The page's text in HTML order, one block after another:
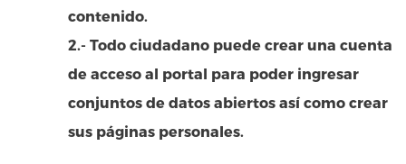
contenido.
2.- Todo ciudadano puede crear una cuenta
de acceso al portal para poder ingresar
conjuntos de datos abiertos así como crear
sus páginas personales.